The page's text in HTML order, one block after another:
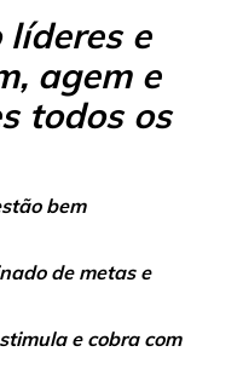
e
agem e
todos os
bem
de metas e
e cobra com